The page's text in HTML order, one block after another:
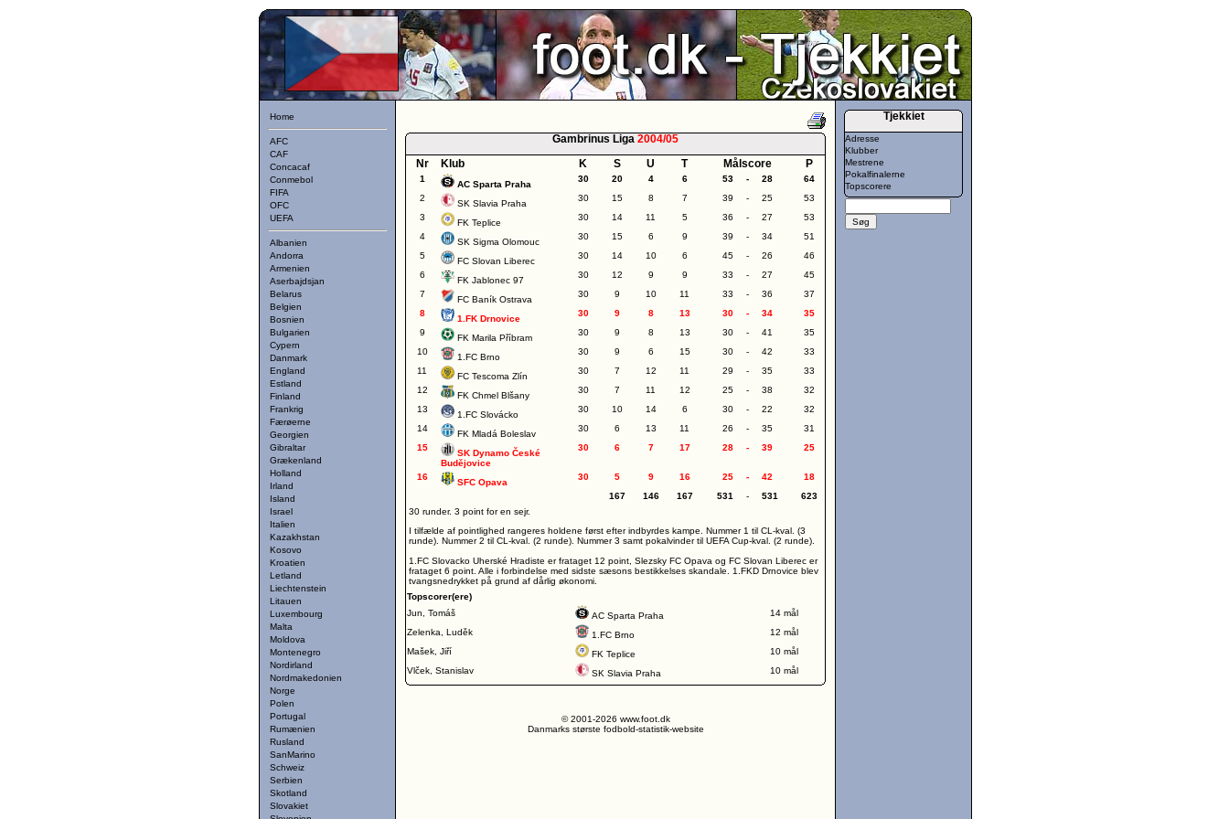
Home
AFC
CAF
Concacaf
Conmebol
FIFA
OFC
UEFA
Albanien
Andorra
Armenien
Aserbajdsjan
Belarus
Belgien
Bosnien
Bulgarien
Cypern
Danmark
England
Estland
Finland
Frankrig
Færøerne
Georgien
Gibraltar
Grækenland
Holland
Irland
Island
Israel
Italien
Kazakhstan
Kosovo
Kroatien
Letland
Liechtenstein
Litauen
Luxembourg
Malta
Moldova
Montenegro
Nordirland
Nordmakedonien
Norge
Polen
Portugal
Rumænien
Rusland
SanMarino
Schweiz
Serbien
Skotland
Slovakiet
Gambrinus Liga 2004/05
Nr
Klub K S U T Målscore P
1
AC Sparta Praha
30 20 4 6 53 - 28
64
2
SK Slavia Praha
30 15 8 7 39 - 25
53
3
FK Teplice
30 14 11 5 36 - 27
53
4
SK Sigma Olomouc
30 15 6 9 39 - 34
51
5
FC Slovan Liberec
30 14 10 6 45 - 26
46
6
FK Jablonec 97
30 12 9 9 33 - 27
45
7
FC Baník Ostrava
30 9 10 11 33 - 36
37
8
1.FK Drnovice
30 9 8 13 30 - 34
35
9
FK Marila Příbram
30 9 8 13 30 - 41
35
10
1.FC Brno
30 9 6 15 30 - 42
33
11
FC Tescoma Zlín
30 7 12 11 29 - 35
33
12
FK Chmel Blšany
30 7 11 12 25 - 38
32
13
1.FC Slovácko
30 10 14 6 30 - 22
32
14
FK Mladá Boleslav
30 6 13 11 26 - 35
31
15
SK Dynamo České
Budějovice
30 6 7 17 28 - 39 25
16
SFC Opava
30 5 9 16 25 - 42
18
167
146 167 531 - 531
623
30 runder. 3 point for en sejr.
I tilfælde af pointlighed rangeres holdene først efter indbyrdes kampe. Nummer 1 til CL-kval. (3
runde). Nummer 2 til CL-kval. (2 runde). Nummer 3 samt pokalvinder til UEFA Cup-kval. (2 runde).
1.FC Slovacko Uherské Hradiste er frataget 12 point, Slezsky FC Opava og FC Slovan Liberec er
frataget 6 point. Alle i forbindelse med sidste sæsons bestikkelses skandale. 1.FKD Drnovice blev
tvangsnedrykket på grund af dårlig økonomi.
Topscorer(ere)
Jun, Tomáš
AC Sparta Praha
14 mål
Zelenka, Luděk
1.FC Brno
12 mål
Mašek, Jiří
FK Teplice
10 mål
Vlček, Stanislav
SK Slavia Praha 10 mål
© 2001-2026 www.foot.dk
Danmarks største fodbold-statistik-website
Tjekkiet
Adresse
Klubber
Mestrene
Pokalfinalerne
Topscorere